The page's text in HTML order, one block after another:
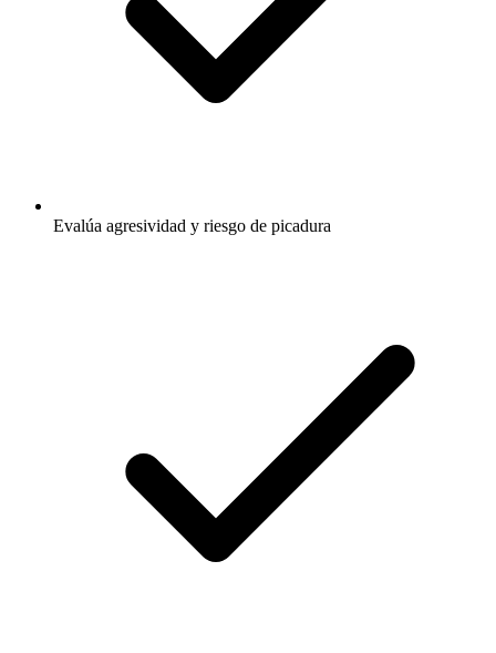
Evalúa agresividad y riesgo de picadura